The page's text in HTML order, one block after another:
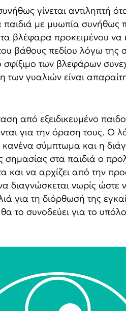
γίνεται αντιληπτή
με μυωπία
βλέφαρα προκειμένου
βάθους πεδίου λόγω
των βλεφάρων
γυαλιών είναι
από εξειδικευμένο
για την όραση τους. Ο
σύμπτωμα και η
σημασίας στα παιδιά ο
και να αρχίζει από την
διαγνώσκεται νωρίς
για τη διόρθωσή της
το συνοδεύει για το